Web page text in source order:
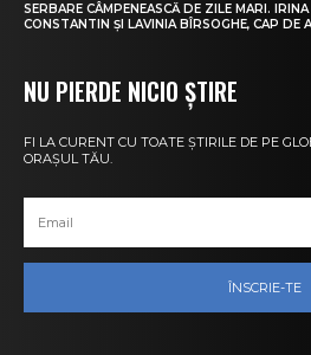
SERBARE CÂMPENEASCĂ DE ZILE MARI.
CONSTANTIN ȘI LAVINIA BÎRSOGHE, CAP DE
NU PIERDE NICIO ȘTIRE
FI LA CURENT CU TOATE ȘTIRILE DE PE
ORAȘUL TĂU.
ÎNSCRIE-TE